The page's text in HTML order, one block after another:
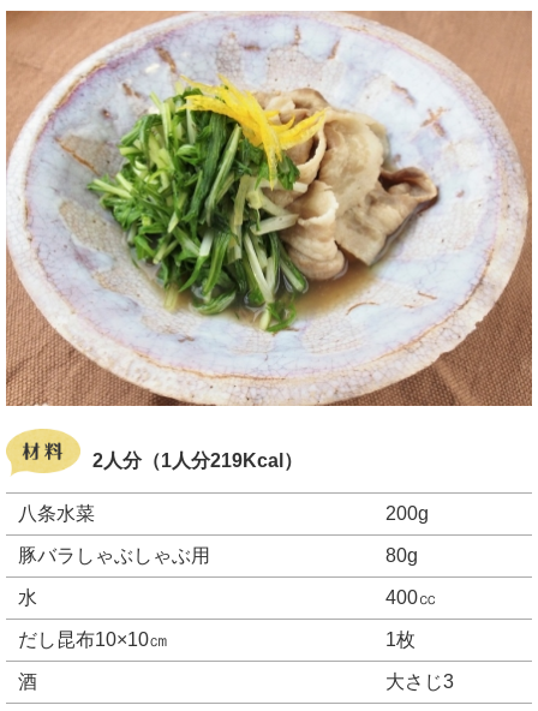
2人分（1人分219Kcal）
八条水菜 200g
豚バラしゃぶしゃぶ用 80g
水 400㏄
だし昆布10×10㎝ 1枚
酒 大さじ3